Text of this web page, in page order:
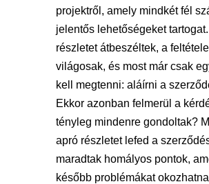
projektről, amely mindkét fél
jelentős lehetőségeket
részletet átbeszéltek, a
világosak, és most már csak
kell megtenni: aláírni a
Ekkor azonban felmerül a
tényleg mindenre gondoltak?
apró részletet lefed a
maradtak homályos pontok,
később problémákat